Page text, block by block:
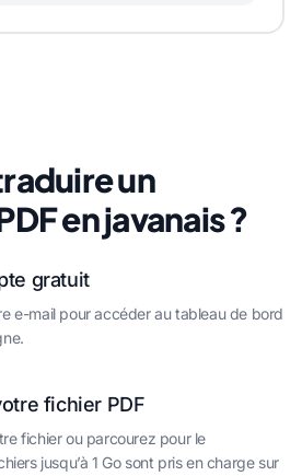
un
en javanais ?
gratuit
e-mail pour accéder au tableau de bord
fichier PDF
fichier ou parcourez pour le
jusqu’à 1 Go sont pris en charge sur